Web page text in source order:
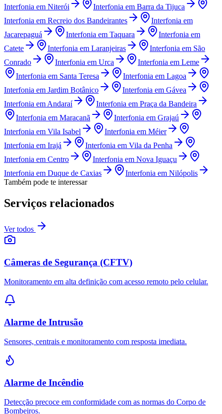
Interfonia em Niterói Interfonia em Barra da Tijuca
Interfonia em Recreio dos Bandeirantes Interfonia em
Jacarepaguá
Interfonia em Taquara Interfonia em
Catete
Interfonia em Laranjeiras Interfonia em São
Conrado
Interfonia em Urca Interfonia em Leme
Interfonia em Santa Teresa Interfonia em Lagoa
Interfonia em Jardim Botânico Interfonia em Gávea
Interfonia emAndaraí Interfonia em Praça da Bandeira
Interfonia em Maracanã Interfonia em Grajaú
Interfonia em Vila Isabel Interfonia em Méier
Interfonia em Irajá Interfonia em Vila da Penha
Interfonia em Centro Interfonia em Nova Iguaçu
Interfonia em Duque de Caxias Interfonia em Nilópolis
Também pode te interessar
Serviços relacionados
Ver todos
Câmeras de Segurança (CFTV)
Monitoramento em alta definição com acesso remoto pelo celular.
Alarme de Intrusão
Sensores, centrais e monitoramento com resposta imediata.
Alarme de Incêndio
Detecção precoce em conformidade com as normas do Corpo de
Bombeiros.